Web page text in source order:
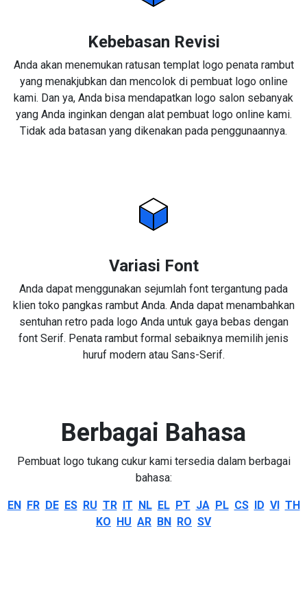
Kebebasan Revisi
Anda akan menemukan ratusan templat logo penata rambut
yang menakjubkan dan mencolok di pembuat logo online
kami. Dan ya, Anda bisa mendapatkan logo salon sebanyak
yang Anda inginkan dengan alat pembuat logo online kami.
Tidak ada batasan yang dikenakan pada penggunaannya.
Variasi Font
Anda dapat menggunakan sejumlah font tergantung pada
klien toko pangkas rambut Anda. Anda dapat menambahkan
sentuhan retro pada logo Anda untuk gaya bebas dengan
font Serif. Penata rambut formal sebaiknya memilih jenis
huruf modern atau Sans-Serif.
Berbagai Bahasa
Pembuat logo tukang cukur kami tersedia dalam berbagai
bahasa:
EN FR DE ES RU TR IT NL EL PT JA PL CS ID VI TH
KO HU AR BN RO SV